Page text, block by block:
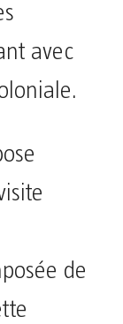
avec
de